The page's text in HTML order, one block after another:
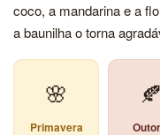
coco, a mandarina e a
a baunilha o torna
🌸
Primavera
🍂